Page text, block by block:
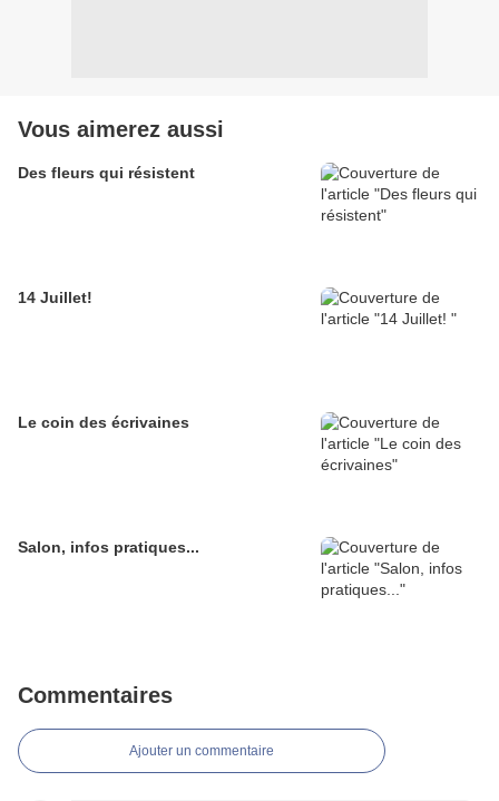
Vous aimerez aussi
Des fleurs qui résistent
14 Juillet!
Le coin des écrivaines
Salon, infos pratiques...
Commentaires
Ajouter un commentaire